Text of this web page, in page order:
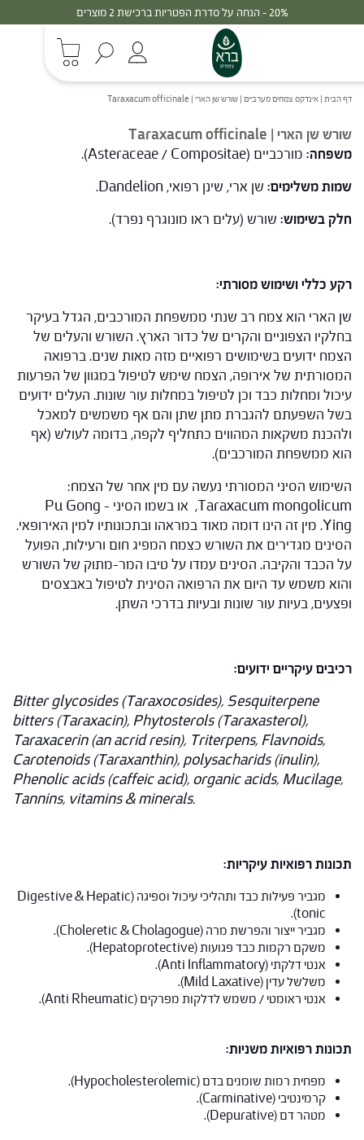
30% - הנחה על סדרת הפטריות ברכישת 3 מוצרים
דף הבית | אינדקס צמחים מערביים | שורש שן הארי | Taraxacum officinale
שורש שן הארי | Taraxacum officinale
משפחה: מורכביים (Asteraceae / Compositae).
שמות משלימים: שן ארי, שינן רפואי, Dandelion.
חלק בשימוש: שורש (עלים ראו מונוגרף נפרד).
רקע כללי ושימוש מסורתי:
שן הארי הוא צמח רב שנתי ממשפחת המורכבים, הגדל בעיקר
בחלקיו הצפוניים והקרים של כדור הארץ. השורש והעלים של
הצמח ידועים בשימושים רפואיים מזה מאות שנים. ברפואה
המסורתית של אירופה, הצמח שימש לטיפול במגוון של הפרעות
עיכול ומחלות כבד וכן לטיפול במחלות עור שונות. העלים ידועים
בשל השפעתם להגברת מתן שתן והם אף משמשים למאכל
ולהכנת משקאות המהווים כתחליף לקפה, בדומה לעולש (אף
הוא ממשפחת המורכבים).
השימוש הסיני המסורתי נעשה עם מין אחר של הצמח:
Taraxacum mongolicum, או בשמו הסיני – Pu Gong
Ying. מין זה הינו דומה מאוד במראהו ובתכונותיו למין האירופאי.
הסינים מגדירים את השורש כצמח המפיג חום ורעילות, הפועל
על הכבד והקיבה. הסינים עמדו על טיבו המר-מתוק של השורש
והוא משמש עד היום את הרפואה הסינית לטיפול באבצסים
ופצעים, בעיות עור שונות ובעיות בדרכי השתן.
רכיבים עיקריים ידועים:
Bitter glycosides (Taraxocosides), Sesquiterpene
bitters (Taraxacin), Phytosterols (Taraxasterol),
Taraxacerin (an acrid resin), Triterpens, Flavnoids,
Carotenoids (Taraxanthin), polysacharids (inulin),
Phenolic acids (caffeic acid), organic acids, Mucilage,
Tannins, vitamins & minerals.
תכונות רפואיות עיקריות:
מגביר פעילות כבד ותהליכי עיכול וספיגה (Digestive & Hepatic
tonic).
מגביר ייצור והפרשת מרה (Choleretic & Cholagogue).
משקם רקמות כבד פגועות (Hepatoprotective).
אנטי דלקתי (Anti Inflammatory).
משלשל עדין (Mild Laxative).
אנטי ראומטי / משמש לדלקות מפרקים (Anti Rheumatic).
תכונות רפואיות משניות:
מפחית רמות שומנים בדם (Hypocholesterolemic).
קרמינטיבי (Carminative).
מטהר דם (Depurative).